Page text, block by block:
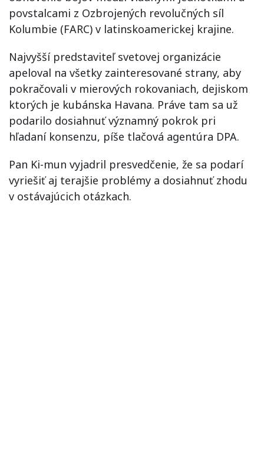
povstalcami z Ozbrojených revolučných síl
Kolumbie (FARC) v latinskoamerickej krajine.
Najvyšší predstaviteľ svetovej organizácie
apeloval na všetky zainteresované strany, aby
pokračovali v mierových rokovaniach, dejiskom
ktorých je kubánska Havana. Práve tam sa už
podarilo dosiahnuť významný pokrok pri
hľadaní konsenzu, píše tlačová agentúra DPA.
Pan Ki-mun vyjadril presvedčenie, že sa podarí
vyriešiť aj terajšie problémy a dosiahnuť zhodu
v ostávajúcich otázkach.